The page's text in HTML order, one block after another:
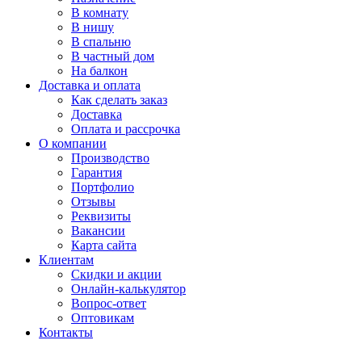
В комнату
В нишу
В спальню
В частный дом
На балкон
Доставка и оплата
Как сделать заказ
Доставка
Оплата и рассрочка
О компании
Производство
Гарантия
Портфолио
Отзывы
Реквизиты
Вакансии
Карта сайта
Клиентам
Скидки и акции
Онлайн-калькулятор
Вопрос-ответ
Оптовикам
Контакты